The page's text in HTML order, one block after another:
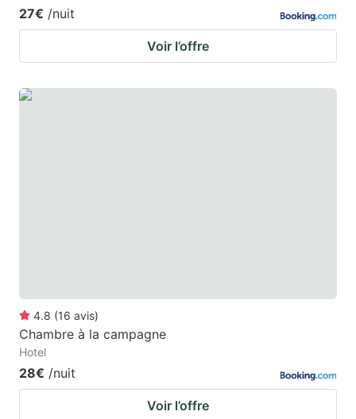
27€ /nuit
Voir l’offre
4.8 (16 avis)
Chambre à la campagne
Hotel
28€ /nuit
Voir l’offre